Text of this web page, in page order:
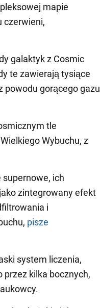
mapie
czerwieni,
galaktyk z Cosmic
te zawierają tysiące
powodu gorącego gazu
tle
Wybuchu, z
supernowe, ich
zintegrowany efekt
i
pisze
system liczenia,
przez kilka bocznych,